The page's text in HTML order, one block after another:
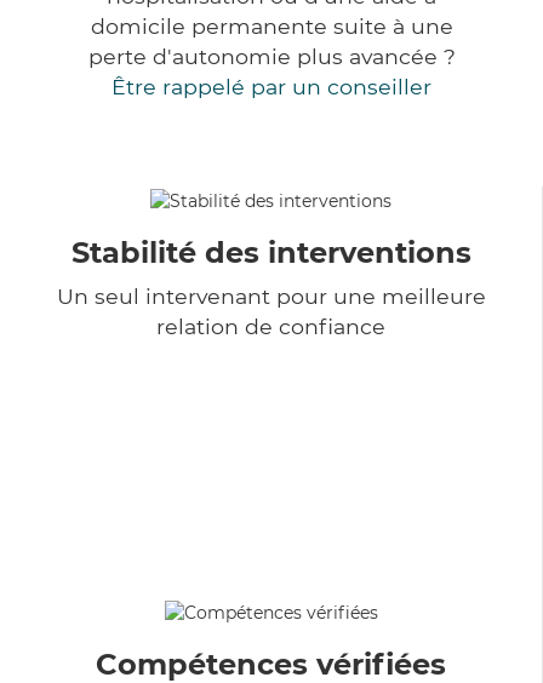
domicile permanente suite à une
perte d'autonomie plus avancée ?
Être rappelé par un conseiller
Stabilité des interventions
Un seul intervenant pour une meilleure
relation de confiance
Compétences vérifiées